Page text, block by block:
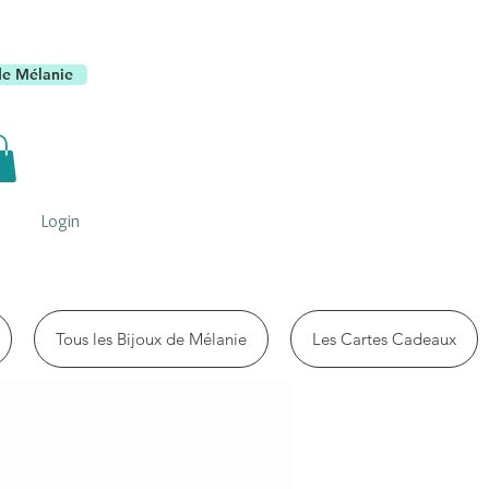
Mélanie
Login
Tous les Bijoux de Mélanie Les Cartes Cadeaux